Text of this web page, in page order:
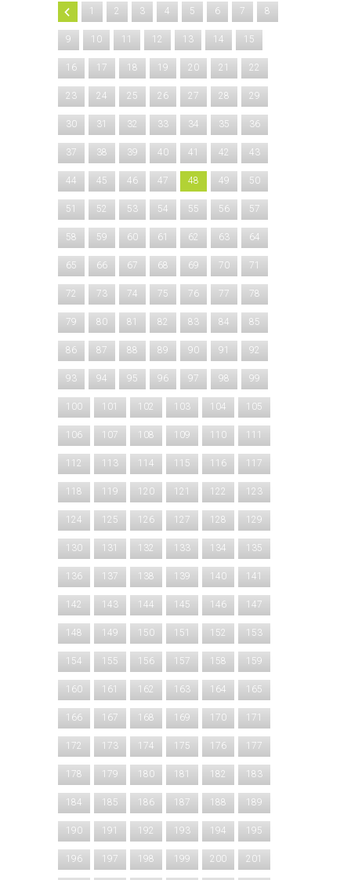
1 2 3 4 5 6 7 8
9 10 11 12 13 14 15
16 17 18 19 20 21 22
23 24 25 26 27 28 29
30 31 32 33 34 35 36
37 38 39 40 41 42 43
44 45 46 47 48 49 50
51 52 53 54 55 56 57
58 59 60 61 62 63 64
65 66 67 68 69 70 71
72 73 74 75 76 77 78
79 80 81 82 83 84 85
86 87 88 89 90 91 92
93 94 95 96 97 98 99
100 101 102 103 104 105
106 107 108 109 110 111
112 113 114 115 116 117
118 119 120 121 122 123
124 125 126 127 128 129
130 131 132 133 134 135
136 137 138 139 140 141
142 143 144 145 146 147
148 149 150 151 152 153
154 155 156 157 158 159
160 161 162 163 164 165
166 167 168 169 170 171
172 173 174 175 176 177
178 179 180 181 182 183
184 185 186 187 188 189
190 191 192 193 194 195
196 197 198 199 200 201